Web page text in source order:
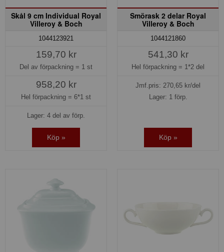
Skål 9 cm Individual Royal
Villeroy & Boch
1044123921
159,70 kr
Del av förpackning = 1 st
958,20 kr
Hel förpackning = 6*1 st
Lager: 4 del av förp.
Köp »
Smörask 2 delar Royal
Villeroy & Boch
1044121860
541,30 kr
Hel förpackning = 1*2 del
Jmf.pris: 270,65 kr/del
Lager: 1 förp.
Köp »